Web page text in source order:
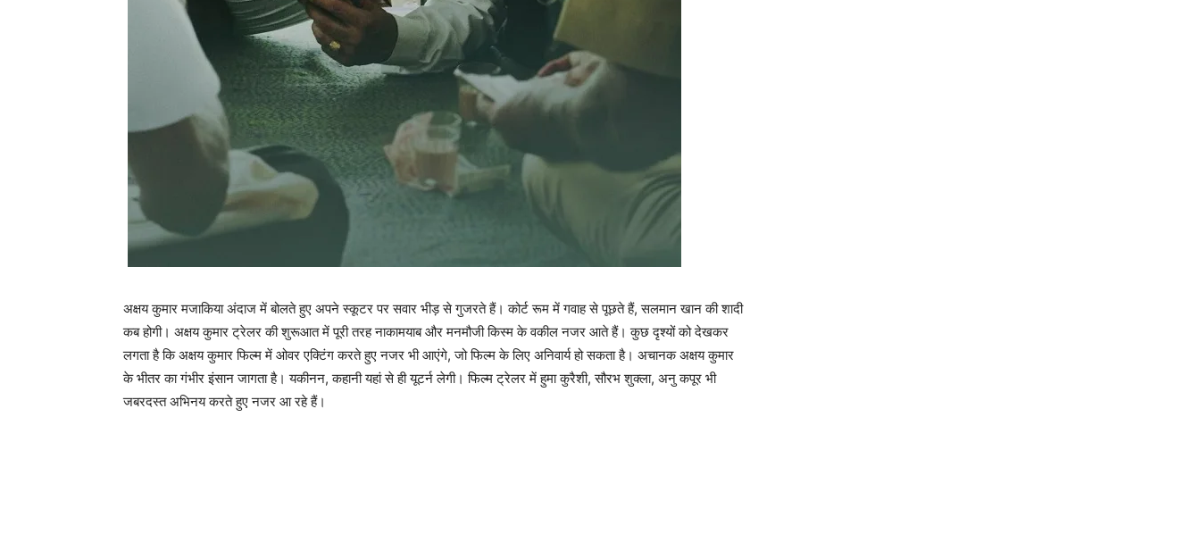
अक्षय कुमार मजाकिया अंदाज में बोलते हुए अपने स्‍कूटर पर सवार भीड़ से गुजरते हैं। कोर्ट रूम में गवाह से पूछते हैं, सलमान खान की शादी
कब होगी। अक्षय कुमार ट्रेलर की शुरूआत में पूरी तरह नाकामयाब और मनमौजी किस्‍म के वकील नजर आते हैं। कुछ दृश्‍यों को देखकर
लगता है कि अक्षय कुमार फिल्‍म में ओवर एक्‍टिंग करते हुए नजर भी आएंगे, जो फिल्‍म के लिए अनिवार्य हो सकता है। अचानक अक्षय कुमार
के भीतर का गंभीर इंसान जागता है। यकीनन, कहानी यहां से ही यूटर्न लेगी। फिल्‍म ट्रेलर में हुमा कुरैशी, सौरभ शुक्‍ला, अनु कपूर भी
जबरदस्‍त अभिनय करते हुए नजर आ रहे हैं।